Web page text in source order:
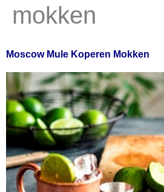
mokken
Moscow Mule Koperen Mokken